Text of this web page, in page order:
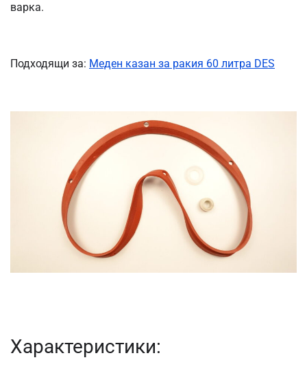
варка.
Подходящи за: Меден казан за ракия 60 литра DES
Характеристики: